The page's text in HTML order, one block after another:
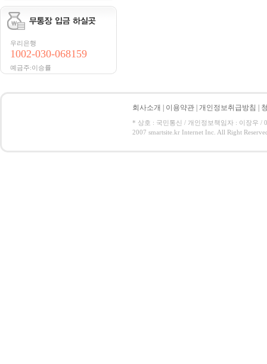
우리은행
1002-030-068159
예금주:이승률
회사소개 이용약관 개인정보취급방침
* 상호 : 국민통신 / 개인정보책임자 : 이장우 /
2007 smartsite.kr Internet Inc. All Right